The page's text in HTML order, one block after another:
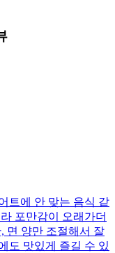
트에 안 맞는 음식 같
포만감이 오래가더
면 양만 조절해서 잘
도 맛있게 즐길 수 있